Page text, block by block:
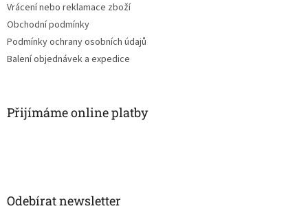
Vrácení nebo reklamace zboží
Obchodní podmínky
Podmínky ochrany osobních údajů
Balení objednávek a expedice
Přijímáme online platby
Odebírat newsletter